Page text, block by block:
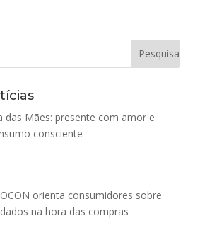
das Mães: presente com amor e
consciente
orienta consumidores sobre
na hora das compras